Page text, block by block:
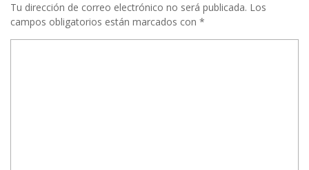
Tu dirección de correo electrónico no será publicada. Los
campos obligatorios están marcados con *